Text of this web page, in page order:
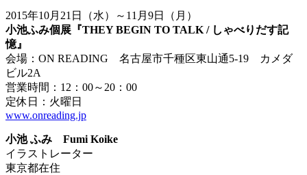
2015年10月21日（水）～11月9日（月）
小池ふみ個展『THEY BEGIN TO TALK / しゃべりだす記
憶』
会場：ON READING 名古屋市千種区東山通5-19 カメダ
ビル2A
営業時間：12：00～20：00
定休日：火曜日
www.onreading.jp
小池 ふみ Fumi Koike
イラストレーター
東京都在住